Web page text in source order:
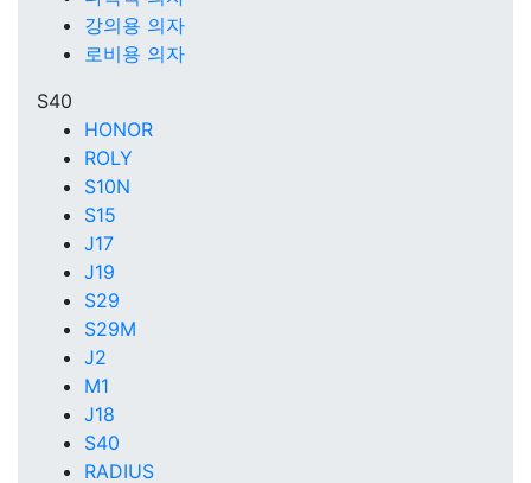
강의용 의자
로비용 의자
S40
HONOR
ROLY
S10N
S15
J17
J19
S29
S29M
J2
M1
J18
S40
RADIUS